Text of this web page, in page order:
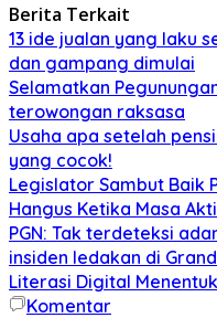
Berita Terkait
13 ide jualan yang laku
dan gampang dimulai
Selamatkan
terowongan raksasa
Usaha apa setelah
yang cocok!
Legislator Sambut Baik
Hangus Ketika Masa
PGN: Tak terdeteksi
insiden ledakan di
Literasi Digital
Komentar